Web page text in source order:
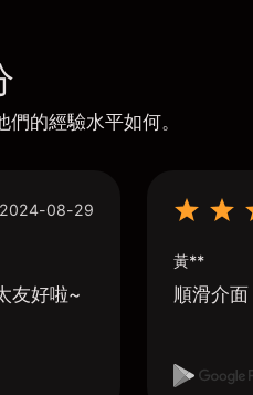
的經驗水平如何。
2024-08-29
友好啦~
黃**
順滑介面